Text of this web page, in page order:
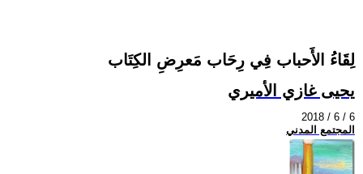
لِقَاءُ الأَحباب فِي رِحَاب مَعرِضِ الكِتَاب
يحيى غازي الأميري
2018 / 6 / 6
المجتمع المدني